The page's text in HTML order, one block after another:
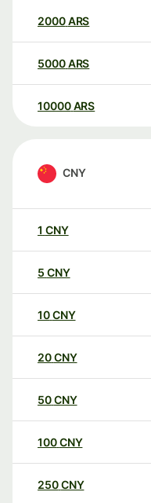
2000ARS
5000ARS
10000 ARS
CNY
1 CNY
5 CNY
10CNY
20CNY
50CNY
100CNY
250CNY